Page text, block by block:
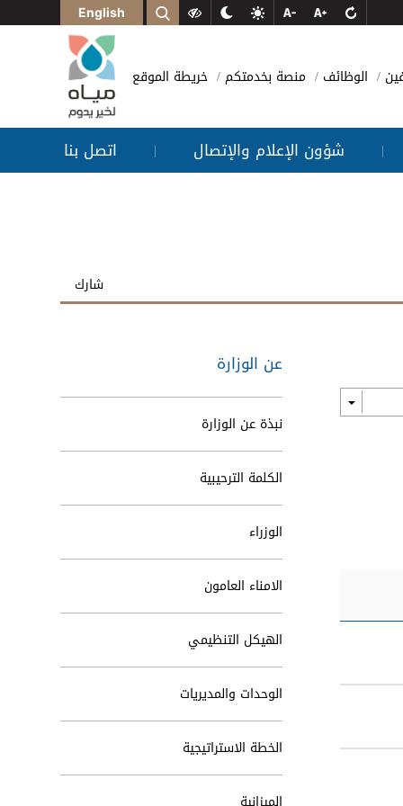
English
الوظائف منصة بخدمتكم خريطة الموقع
| شؤون الإعلام والإتصال | اتصل بنا
شارك
عن الوزارة
نبذة عن الوزارة
الكلمة الترحيبية
الوزراء
الامناء العامون
الهيكل التنظيمي
الوحدات والمديريات
الخطة الاستراتيجية